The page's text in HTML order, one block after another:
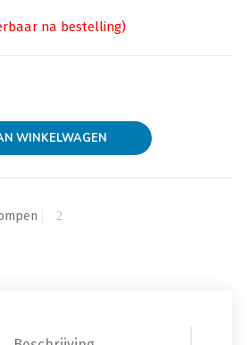
aantal
WINKELWAGEN